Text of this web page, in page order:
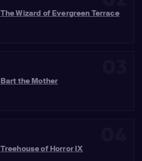
The Wizard of Evergreen Terrace
Bart the Mother
Treehouse of Horror IX